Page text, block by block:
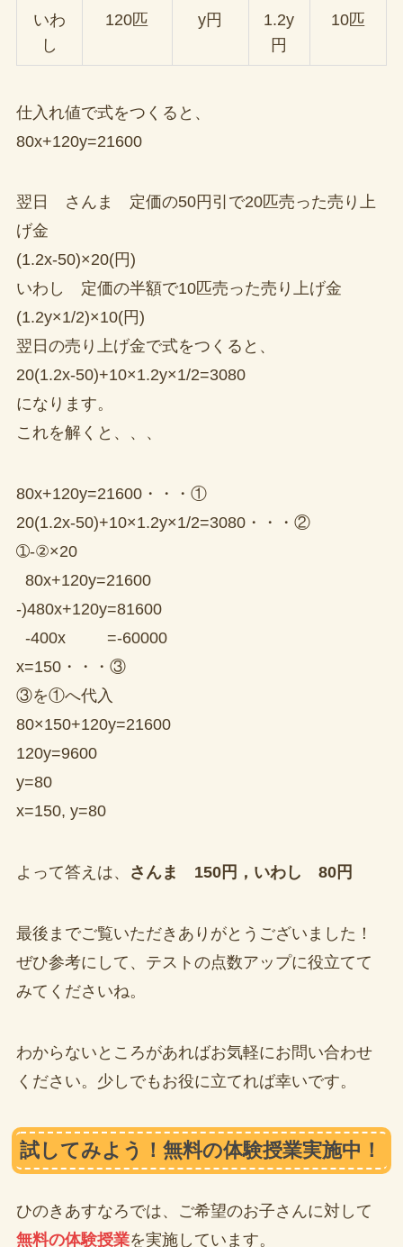
いわ
し
120匹 y円
1.2y
円
10匹
仕入れ値で式をつくると、
80x+120y=21600
翌日 さんま 定価の50円引で20匹売った売り上
げ金
(1.2x-50)×20(円)
いわし 定価の半額で10匹売った売り上げ金
(1.2y×1/2)×10(円)
翌日の売り上げ金で式をつくると、
20(1.2x-50)+10×1.2y×1/2=3080
になります。
これを解くと、、、
80x+120y=21600・・・①
20(1.2x-50)+10×1.2y×1/2=3080・・・②
➀-②×20
80x+120y=21600
-)480x+120y=81600
-400x =-60000
x=150・・・③
③を①へ代入
80×150+120y=21600
120y=9600
y=80
x=150, y=80
よって答えは、 さんま 150円，いわし 80円
最後までご覧いただきありがとうございました！
ぜひ参考にして、テストの点数アップに役立てて
みてくださいね。
わからないところがあればお気軽にお問い合わせ
ください。少しでもお役に立てれば幸いです。
試してみよう！無料の体験授業実施中！
ひのきあすなろでは、ご希望のお子さんに対して
無料の体験授業を実施しています。